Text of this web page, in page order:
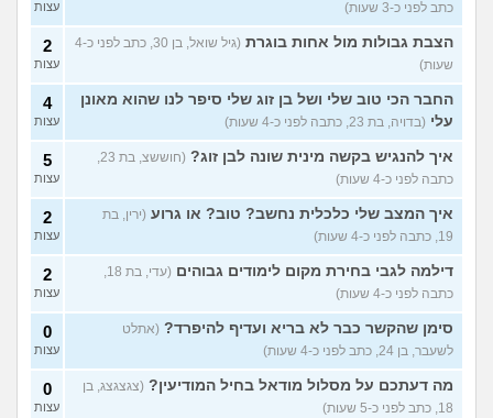
חרדי - נערות ליווי
(ישראל, בן
19)
8
עצות
(רוויטל, בת 24)
14
עצות
בנות,אתן הייתן "מסדרות" את
אח שלכם במצב כזה?
(לוחם שקרוב ל'חרור, בן 21)
מסאג׳יסט מעורער
(מסאג׳יסט מעורער, בן 26)
4
עצות
אנחנו מקיימים יחסים עם
בגדים וזה לא מפריע לבעלי,
מה לעשות?
(דיאנה, בת 42)
5
עצות
מחזור לאחר כמה שעות, זה
בטוח?
(שלומי, בן 21)
9
עצות
עוד שאלות חדשות במדור
כתב לפני כ-3 שעות)
עצות
הצבת גבולות מול אחות בוגרת
(גיל שואל, בן 30, כתב לפני כ-4
שעות)
2
עצות
החבר הכי טוב שלי ושל בן זוג שלי סיפר לנו שהוא מאונן
עלי (בדויה, בת 23, כתבה לפני כ-4 שעות)
4
עצות
איך להנגיש בקשה מינית שונה לבן זוג?
(חוששצ, בת 23,
כתבה לפני כ-4 שעות)
5
עצות
איך המצב שלי כלכלית נחשב? טוב? או גרוע (ירין, בת
19, כתבה לפני כ-4 שעות)
2
עצות
דילמה לגבי בחירת מקום לימודים גבוהים
(עדי, בת 18,
כתבה לפני כ-4 שעות)
2
עצות
סימן שהקשר כבר לא בריא ועדיף להיפרד? (אתלט
לשעבר, בן 24, כתב לפני כ-4 שעות)
0
עצות
מה דעתכם על מסלול מודאל בחיל המודיעין? (צגצגצג, בן
18, כתב לפני כ-5 שעות)
0
עצות